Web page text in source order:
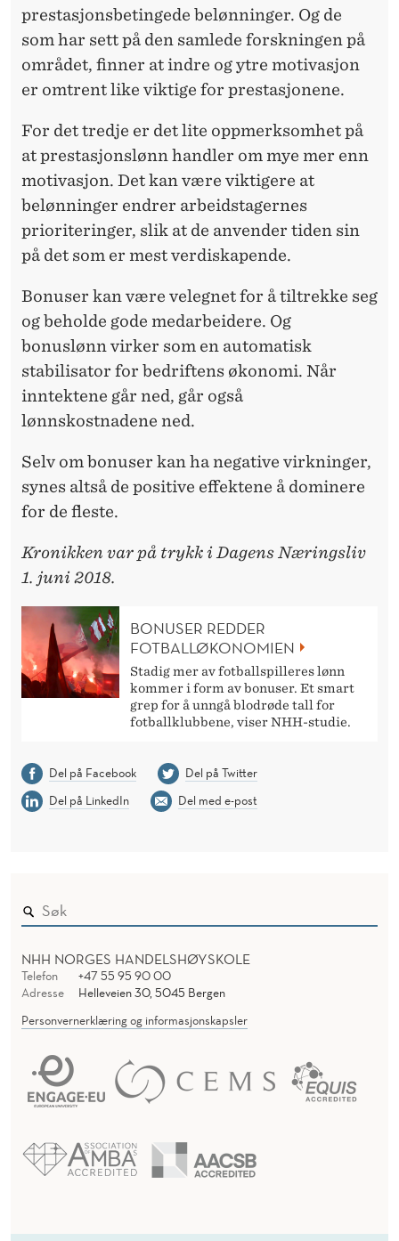
prestasjonsbetingede belønninger. Og de
som har sett på den samlede forskningen på
området, finner at indre og ytre motivasjon
er omtrent like viktige for prestasjonene.
For det tredje er det lite oppmerksomhet på
at prestasjonslønn handler om mye mer enn
motivasjon. Det kan være viktigere at
belønninger endrer arbeidstagernes
prioriteringer, slik at de anvender tiden sin
på det som er mest verdiskapende.
Bonuser kan være velegnet for å tiltrekke seg
og beholde gode medarbeidere. Og
bonuslønn virker som en automatisk
stabilisator for bedriftens økonomi. Når
inntektene går ned, går også
lønnskostnadene ned.
Selv om bonuser kan ha negative virkninger,
synes altså de positive effektene å dominere
for de fleste.
Kronikken var på trykk i Dagens Næringsliv
1. juni 2018.
BONUSER REDDER
FOTBALLØKONOMIEN
Stadig mer av fotballspilleres lønn
kommer i form av bonuser. Et smart
grep for å unngå blodrøde tall for
fotballklubbene, viser NHH-studie.
Del på Facebook
Del på Twitter
Del på LinkedIn
Del med e-post
NHH NORGES HANDELSHØYSKOLE
Telefon
+47 55 95 90 00
Adresse
Helleveien 30, 5045 Bergen
Personvernerklæring og informasjonskapsler